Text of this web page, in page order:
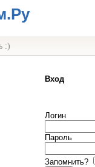
:)
Вход
Логин
Пароль
Запомнить?